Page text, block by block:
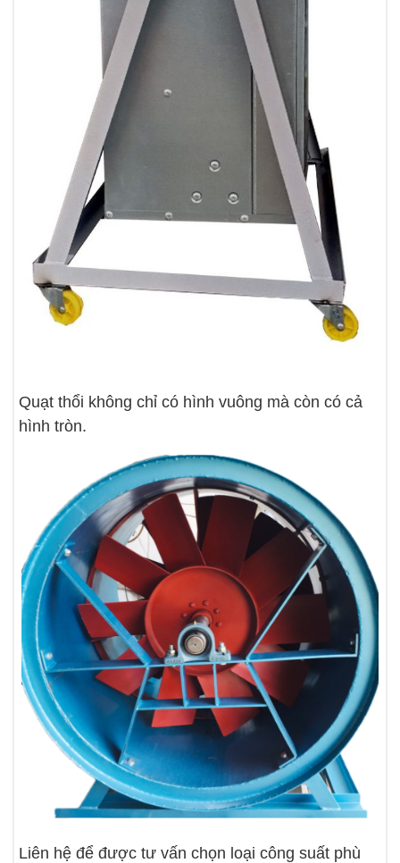
Quạt thổi không chỉ có hình vuông mà còn có cả
hình tròn.
Liên hệ để được tư vấn chọn loại công suất phù